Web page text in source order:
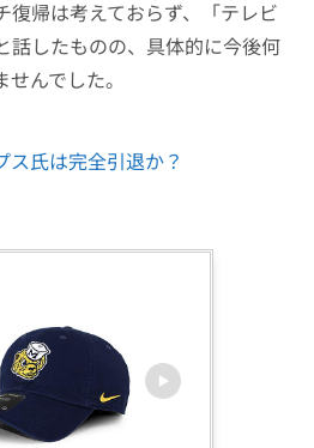
復帰は考えておらず、「テレビ
話したものの、具体的に今後何
んでした。
ス氏は完全引退か？